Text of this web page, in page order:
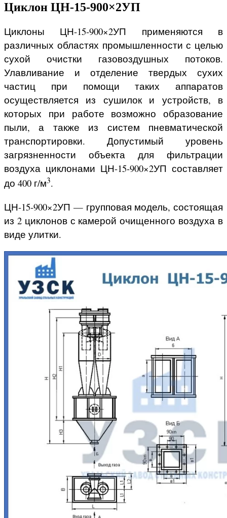
Циклон ЦН-15-900×2УП
Циклоны ЦН-15-900×2УП применяются в
различных областях промышленности с целью
сухой очистки газовоздушных потоков.
Улавливание и отделение твердых сухих
частиц при помощи таких аппаратов
осуществляется из сушилок и устройств, в
которых при работе возможно образование
пыли, а также из систем пневматической
транспортировки. Допустимый уровень
загрязненности объекта для фильтрации
воздуха циклонами ЦН-15-900×2УП составляет
до 400 г/м3.
ЦН-15-900×2УП — групповая модель, состоящая
из 2 циклонов с камерой очищенного воздуха в
виде улитки.